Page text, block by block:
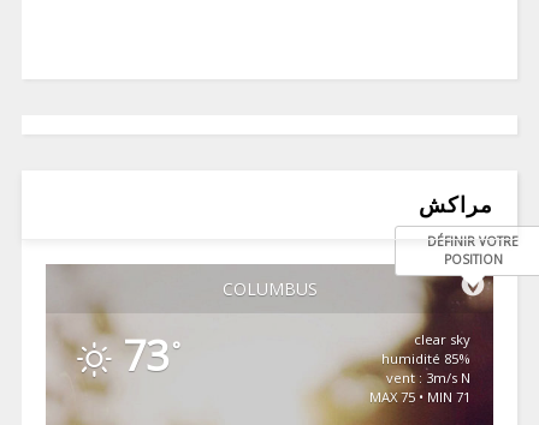
مراكش
COLUMBUS
DÉFINIR VOTRE
POSITION
73 °
clear sky
85% humidité
vent : 3m/s N
MAX 75 • MIN 71